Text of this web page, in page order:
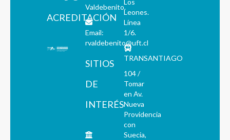
ACREDITACIÓN
Valdebenito.
Email:
rvaldebenito@uft.cl
SITIOS
DE
INTERÉS
Los
Leones.
Línea
1/6.
TRANSANTIAGO
104 /
Tomar
en Av.
Nueva
Providencia
con
Suecia,